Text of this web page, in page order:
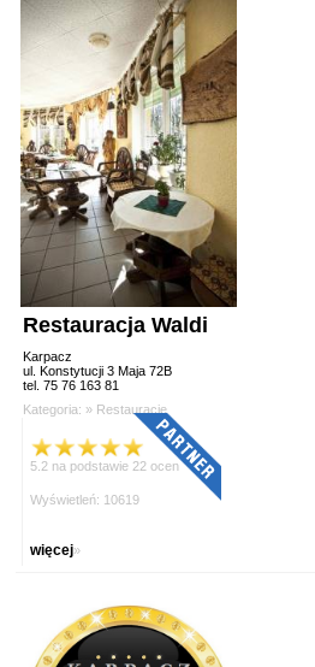
Restauracja Waldi
Karpacz
ul. Konstytucji 3 Maja 72B
tel. 75 76 163 81
Kategoria: » Restauracje
5.2 na podstawie 22 ocen
Wyświetleń: 10619
więcej»